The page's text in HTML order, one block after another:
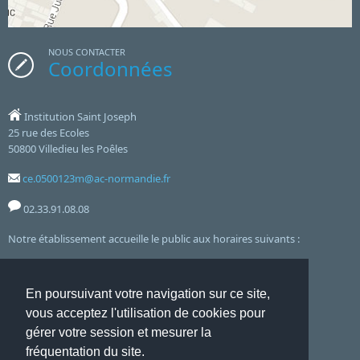
En poursuivant votre navigation sur ce site,
vous acceptez l'utilisation de cookies pour
gérer votre session et mesurer la
fréquentation du site.
lieux.
questionnaire préparé par Mme Quesnel en cours
de SVT.
NOUS CONTACTER
Coordonnées
Institution Saint Joseph
25 rue des Ecoles
50800 Villedieu les Poêles
ce.0500123m@ac-normandie.fr
02.33.91.08.08
Notre établissement accueille le public aux horaires suivants :
et le mercredi de 8h00 à 12h00
Accueil Mentions Légales